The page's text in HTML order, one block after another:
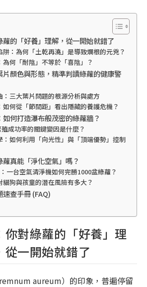
的「好養」理解，從一開始就錯了
阱：為何「土乾再澆」是導致爛根的元兇？
何「耐陰」不等於「喜陰」？
顏色與形態，精準判讀綠蘿的健康警
：三大葉片問題的根源分析與處方
何從「節間距」看出隱藏的養護危機？
何打造瀑布般茂密的綠蘿牆？
成功率的關鍵變因是什麼？
：如何利用「向光性」與「頂端優勢」控制
真能「淨化空氣」嗎？
一台空氣清淨機如何完勝1000盆綠蘿？
狗與孩童的潛在風險有多大？
查手冊 (FAQ)
你對綠蘿的「好養」理
從一開始就錯了
aureum）的印象，普遍停留